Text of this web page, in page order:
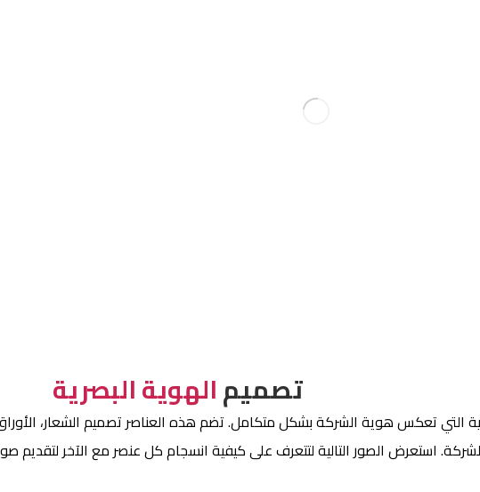
تصميمالهوية البصرية
التي تعكس هوية الشركة بشكل متكامل. تضم هذه العناصر تصميم الشعار،
استعرض الصور التالية لتتعرف على كيفية انسجام كل عنصر مع الآخر لتقديم